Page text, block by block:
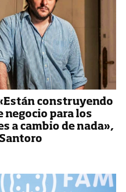
construyendo
negocio para los
a cambio de nada»,